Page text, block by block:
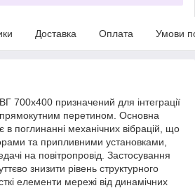
Доставка Оплата Умови
700x400 призначений для інтеграції
прямокутним перетином. Основна
в поглинанні механічних вібрацій, що
та припливними установками,
на повітропровід. Застосування
знизити рівень структурного
елементи мережі від динамічних